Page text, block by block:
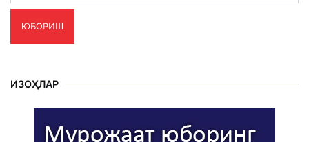
ЮБОРИШ
ИЗОҲЛАР